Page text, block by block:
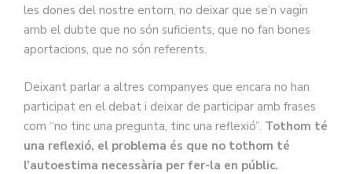
les dones del nostre entorn, no deixar que se’n vagin
amb el dubte que no són suficients, que no fan bones
aportacions, que no són referents.
Deixant parlar a altres companyes que encara no han
participat en el debat i deixar de participar amb frases
com “no tinc una pregunta, tinc una reflexió”. Tothom té
una reflexió, el problema és que no tothom té
l’autoestima necessària per fer-la en públic.